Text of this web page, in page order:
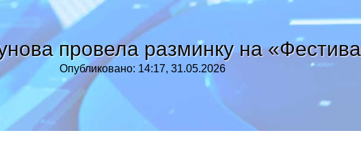
провела разминку на
Опубликовано: 14:17, 31.05.2026